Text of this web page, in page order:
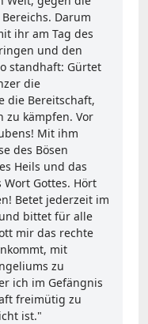
Darum
ihr am Tag des
und den
standhaft: Gürtet
die
die Bereitschaft,
zu kämpfen. Vor
Mit ihm
des Bösen
Heils und das
Wort Gottes. Hört
Betet jederzeit im
bittet für alle
mir das rechte
mit
zu
ich im Gefängnis
freimütig zu
ist."